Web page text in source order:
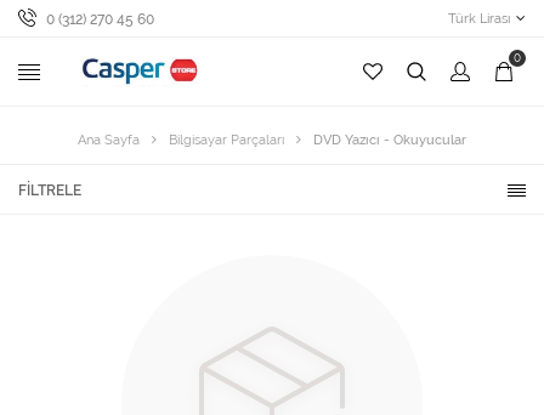
0 (312) 270 45 60 Türk Lirası
0
Ana Sayfa Bilgisayar Parçaları DVD Yazıcı - Okuyucular
FILTRELE